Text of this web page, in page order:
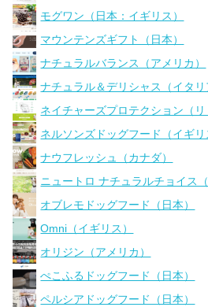
モグワン（日本：イギリス）
マウンテンズギフト（日本）
ナチュラルバランス（アメリカ）
ナチュラル＆デリシャス（イタリ
ネイチャーズプロテクション（リ
ネルソンズドッグフード（イギリ
ナウフレッシュ（カナダ）
ニュートロ ナチュラルチョイス（
オブレモドッグフード（日本）
Omni（イギリス）
オリジン（アメリカ）
ぺこふるドッグフード（日本）
ペルシアドッグフード（日本）